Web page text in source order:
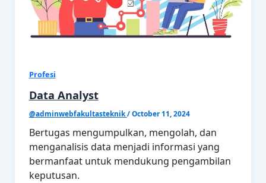
Profesi
Data Analyst
@adminwebfakultasteknik/October 11, 2024
Bertugas mengumpulkan, mengolah, dan
menganalisis data menjadi informasi yang
bermanfaat untuk mendukung pengambilan
keputusan.